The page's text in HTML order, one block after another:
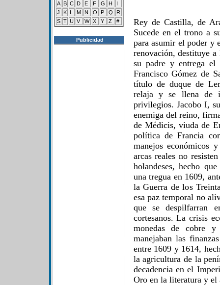
A B C D E F G H
I
J
K L M N O P Q
R
S T U V W X Y Z #
Publicidad
Rey de Castilla, de
Sucede en el trono a
para asumir el poder y
renovación, destituye
su padre y entrega el
Francisco Gómez de
título de duque de
relaja y se llena de
privilegios. Jacobo I,
enemiga del reino,
de Médicis, viuda de
política de Francia
manejos económicos
arcas reales no
holandeses, hecho
una tregua en 1609,
la Guerra de los
esa paz temporal no
que se despilfarran
cortesanos. La crisis
monedas de cobre
manejaban las
entre 1609 y 1614,
la agricultura de la
decadencia en el
Oro en la literatura y el